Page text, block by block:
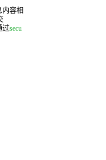
内容相
过secu